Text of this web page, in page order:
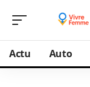
Actu Auto